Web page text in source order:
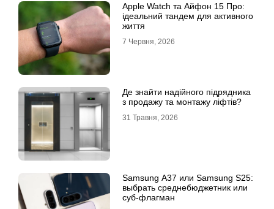
Apple Watch та Айфон 15 Про:
ідеальний тандем для активного
життя
7 Червня, 2026
Де знайти надійного підрядника
з продажу та монтажу ліфтів?
31 Травня, 2026
Samsung A37 или Samsung S25:
выбрать среднебюджетник или
суб-флагман